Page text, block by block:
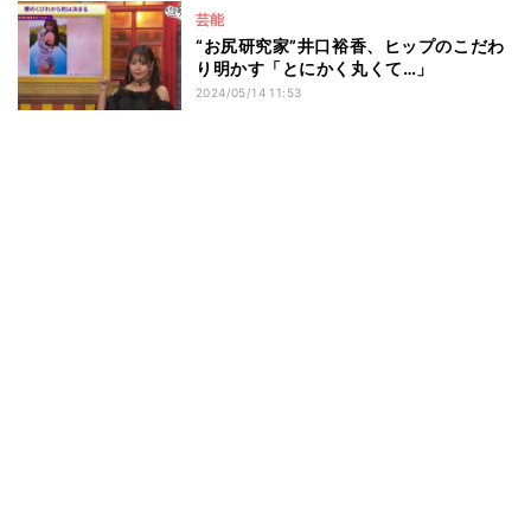
芸能
“お尻研究家”井口裕香、ヒップのこだわ
り明かす「とにかく丸くて…」
2024/05/14 11:53